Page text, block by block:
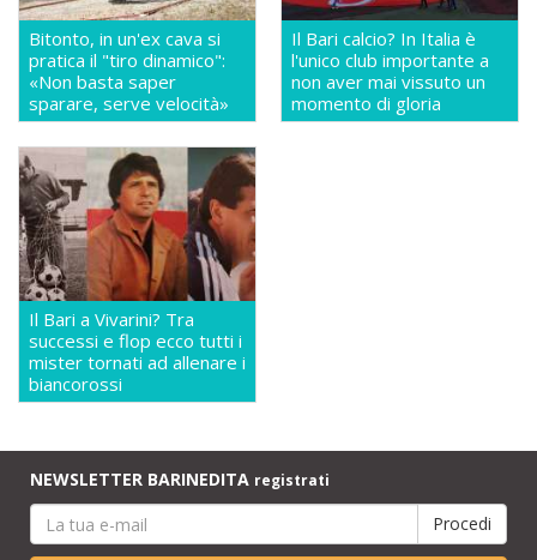
Bitonto, in un'ex cava si
pratica il "tiro dinamico":
«Non basta saper
sparare, serve velocità»
Il Bari calcio? In Italia è
l'unico club importante a
non aver mai vissuto un
momento di gloria
Il Bari a Vivarini? Tra
successi e flop ecco tutti i
mister tornati ad allenare i
biancorossi
NEWSLETTER BARINEDITA registrati